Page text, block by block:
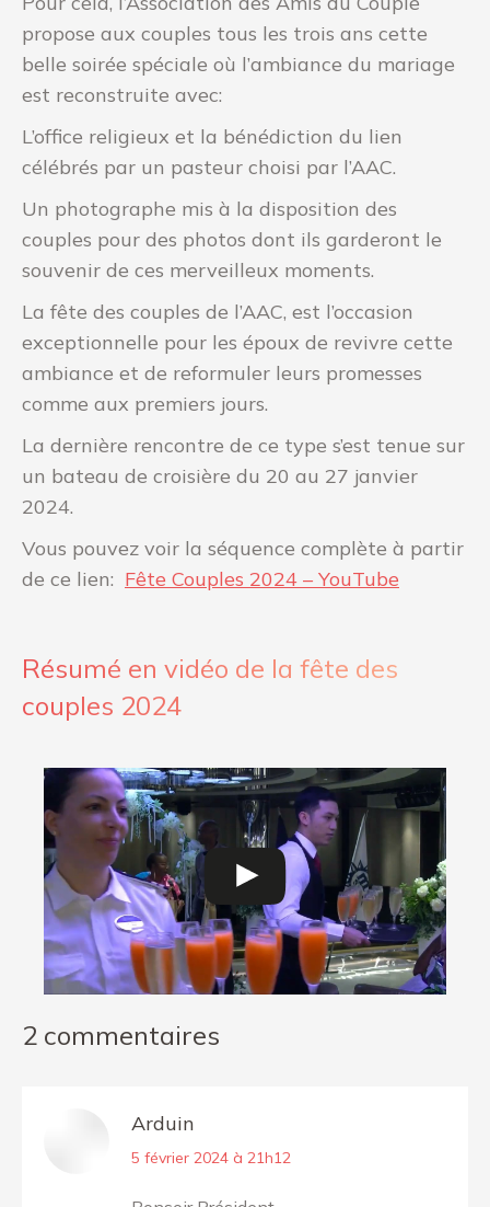
propose aux couples tous les trois ans cette
belle soirée spéciale où l’ambiance du mariage
est reconstruite avec:
L’office religieux et la bénédiction du lien
célébrés par un pasteur choisi par l’AAC.
Un photographe mis à la disposition des
couples pour des photos dont ils garderont le
souvenir de ces merveilleux moments.
La fête des couples de l’AAC, est l’occasion
exceptionnelle pour les époux de revivre cette
ambiance et de reformuler leurs promesses
comme aux premiers jours.
La dernière rencontre de ce type s’est tenue sur
un bateau de croisière du 20 au 27 janvier
2024.
Vous pouvez voir la séquence complète à partir
de ce lien: Fête Couples 2024 – YouTube
Résumé en vidéo de la fête des
couples 2024
2 commentaires
Arduin
dit
5 février 2024 à 21h12